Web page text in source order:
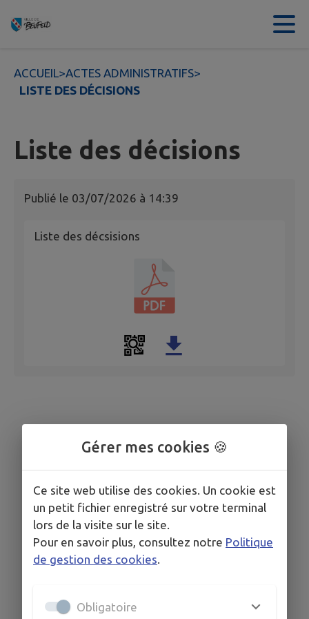
Contenu
ACCUEIL>ACTES ADMINISTRATIFS>
LISTE DES DÉCISIONS
Liste des décisions
Publié le 03/07/2026 à 14:39
Liste des décsisions
Gérer mes cookies 🍪
Ce site web utilise des cookies. Un cookie est
un petit fichier enregistré sur votre terminal
lors de la visite sur le site.
Pour en savoir plus, consultez notre Politique
de gestion des cookies.
Obligatoire